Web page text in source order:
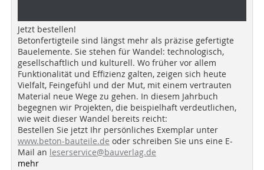
Jetzt bestellen!
Betonfertigteile sind längst mehr als präzise gefertigte
Bauelemente. Sie stehen für Wandel: technologisch,
gesellschaftlich und kulturell. Wo früher vor allem
Funktionalität und Effizienz galten, zeigen sich heute
Vielfalt, Feingefühl und der Mut, mit einem vertrauten
Material neue Wege zu gehen. In diesem Jahrbuch
begegnen wir Projekten, die beispielhaft verdeutlichen,
wie weit dieser Wandel bereits reicht:
Bestellen Sie jetzt Ihr persönliches Exemplar unter
www.beton-bauteile.de oder schreiben Sie uns eine E-
Mail an leserservice@bauverlag.de
mehr